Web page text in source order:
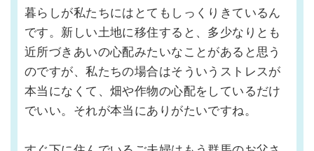
暮らしが私たちにはとてもしっくりきているん
です。新しい土地に移住すると、多少なりとも
近所づきあいの心配みたいなことがあると思う
のですが、私たちの場合はそういうストレスが
本当になくて、畑や作物の心配をしているだけ
でいい。それが本当にありがたいですね。